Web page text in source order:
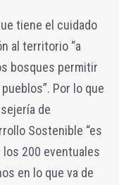
tiene el cuidado
al territorio “a
bosques permitir
Por lo que
de
Sostenible “es
los 200 eventuales
en lo que va de